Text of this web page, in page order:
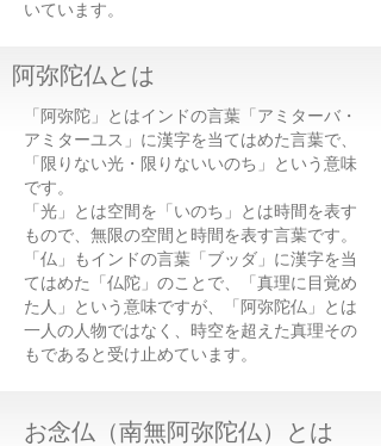
いています。
阿弥陀仏とは
「阿弥陀」とはインドの言葉「アミターバ・
アミターユス」に漢字を当てはめた言葉で、
「限りない光・限りないいのち」という意味
です。
「光」とは空間を「いのち」とは時間を表す
もので、無限の空間と時間を表す言葉です。
「仏」もインドの言葉「ブッダ」に漢字を当
てはめた「仏陀」のことで、「真理に目覚め
た人」という意味ですが、「阿弥陀仏」とは
一人の人物ではなく、時空を超えた真理その
もであると受け止めています。
お念仏（南無阿弥陀仏）とは